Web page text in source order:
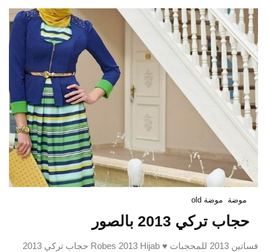
موضة موضة old
حجاب تركي 2013 بالصور
فساتين 2013 للمحجبات ♥ Robes 2013 Hijab حجاب تركي 2013